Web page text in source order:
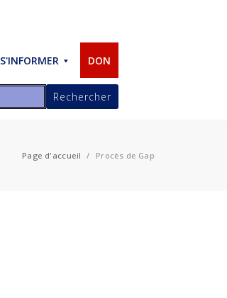
S'INFORMER DON
Page d'accueil / Procès de Gap